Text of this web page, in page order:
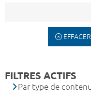
EFFACER
FILTRES ACTIFS
Par type de